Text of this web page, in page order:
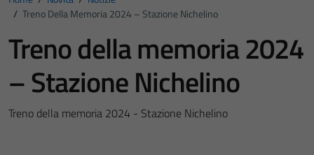
/ Treno Della Memoria 2024 – Stazione Nichelino
Treno della memoria 2024
– Stazione Nichelino
Treno della memoria 2024 - Stazione Nichelino